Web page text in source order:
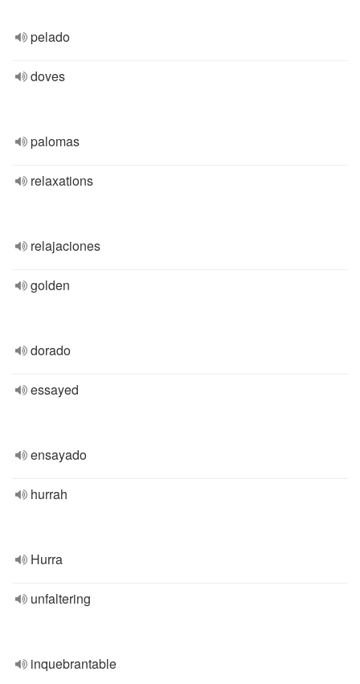
pelado
doves
palomas
relaxations
relajaciones
golden
dorado
essayed
ensayado
hurrah
Hurra
unfaltering
inquebrantable